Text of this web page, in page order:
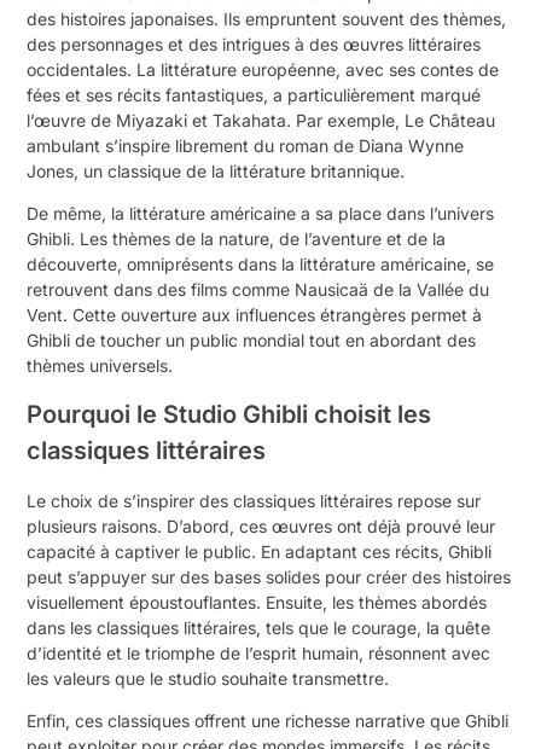
des histoires japonaises. Ils empruntent souvent des thèmes,
des personnages et des intrigues à des œuvres littéraires
occidentales. La littérature européenne, avec ses contes de
fées et ses récits fantastiques, a particulièrement marqué
l’œuvre de Miyazaki et Takahata. Par exemple, Le Château
ambulant s’inspire librement du roman de Diana Wynne
Jones, un classique de la littérature britannique.
De même, la littérature américaine a sa place dans l’univers
Ghibli. Les thèmes de la nature, de l’aventure et de la
découverte, omniprésents dans la littérature américaine, se
retrouvent dans des films comme Nausicaä de la Vallée du
Vent. Cette ouverture aux influences étrangères permet à
Ghibli de toucher un public mondial tout en abordant des
thèmes universels.
Pourquoi le Studio Ghibli choisit les
classiques littéraires
Le choix de s’inspirer des classiques littéraires repose sur
plusieurs raisons. D’abord, ces œuvres ont déjà prouvé leur
capacité à captiver le public. En adaptant ces récits, Ghibli
peut s’appuyer sur des bases solides pour créer des histoires
visuellement époustouflantes. Ensuite, les thèmes abordés
dans les classiques littéraires, tels que le courage, la quête
d’identité et le triomphe de l’esprit humain, résonnent avec
les valeurs que le studio souhaite transmettre.
Enfin, ces classiques offrent une richesse narrative que Ghibli